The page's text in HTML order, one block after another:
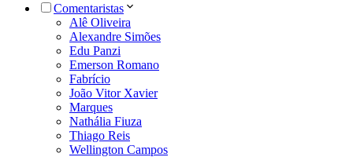
Comentaristas
Alê Oliveira
Alexandre Simões
Edu Panzi
Emerson Romano
Fabrício
João Vitor Xavier
Marques
Nathália Fiuza
Thiago Reis
Wellington Campos